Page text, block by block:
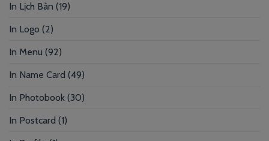
In Lịch Bàn (19)
In Logo (2)
In Menu (92)
In Name Card (49)
In Photobook (30)
In Postcard (1)